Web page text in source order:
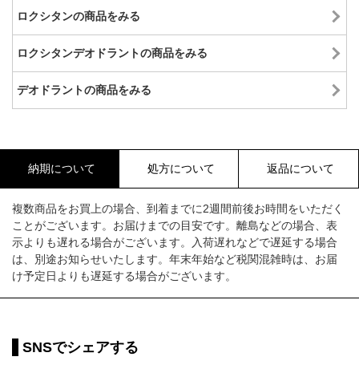
ロクシタンの商品をみる
ロクシタンデオドラントの商品をみる
デオドラントの商品をみる
納期について 処方について 返品について
複数商品をお買上の場合、到着までに2週間前後お時間をいただく
ことがございます。お届けまでの目安です。離島などの場合、表
示よりも遅れる場合がございます。入荷遅れなどで遅延する場合
は、別途お知らせいたします。年末年始など税関混雑時は、お届
け予定日よりも遅延する場合がございます。
SNSでシェアする